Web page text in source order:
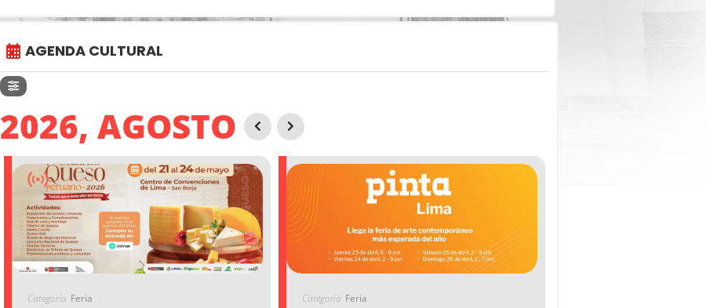
AGENDA CULTURAL
2026, AGOSTO
Categoría Feria Categoría Feria